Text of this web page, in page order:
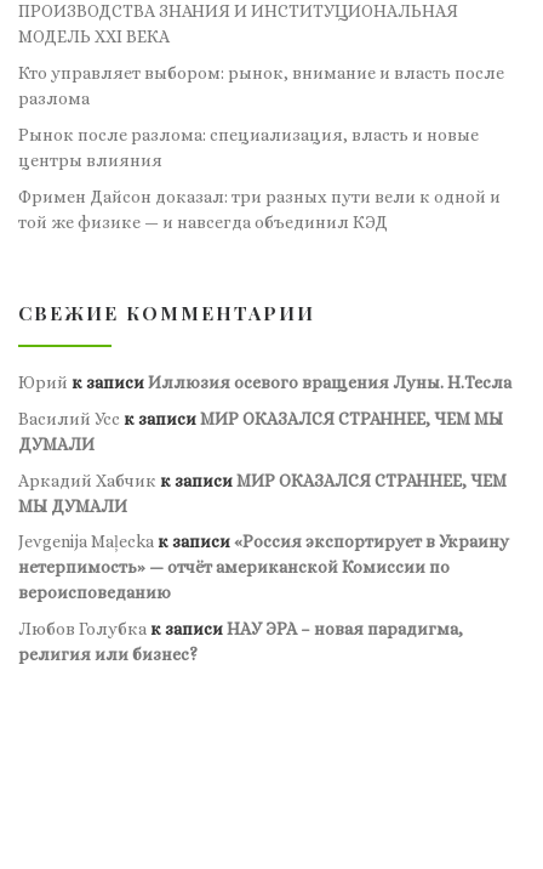
ПРОИЗВОДСТВА ЗНАНИЯ И ИНСТИТУЦИОНАЛЬНАЯ
МОДЕЛЬ XXI ВЕКА
Кто управляет выбором: рынок, внимание и власть после
разлома
Рынок после разлома: специализация, власть и новые
центры влияния
Фримен Дайсон доказал: три разных пути вели к одной и
той же физике — и навсегда объединил КЭД
СВЕЖИЕ КОММЕНТАРИИ
Юрий к записиИллюзия осевого вращения Луны. Н.Тесла
Василий Усс к записиМИР ОКАЗАЛСЯ СТРАННЕЕ, ЧЕМ МЫ
ДУМАЛИ
Аркадий Хабчик к записиМИР ОКАЗАЛСЯ СТРАННЕЕ, ЧЕМ
МЫ ДУМАЛИ
Jevgenija Maļeckaк записи«Россия экспортирует в Украину
нетерпимость» — отчёт американской Комиссии по
вероисповеданию
Любов Голубкак записиНАУ ЭРА – новая парадигма,
религия или бизнес?